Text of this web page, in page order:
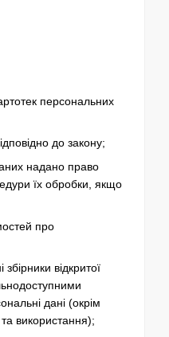
персональних
до закону;
надано право
їх обробки, якщо
про
відкритої
дані (окрім
використання);